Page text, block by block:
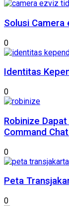
Solusi
0
Identitas
0
Robinize
Command
0
Peta
0